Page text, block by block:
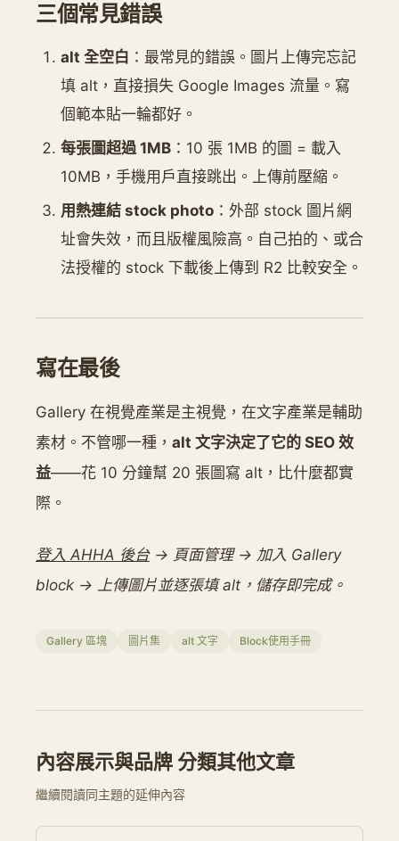
三個常見錯誤
alt 全空白 ：最常見的錯誤。圖片上傳完忘記
填 alt，直接損失 Google Images 流量。寫
個範本貼一輪都好。
每張圖超過 1MB ：10 張 1MB 的圖 = 載入
10MB，手機用戶直接跳出。上傳前壓縮。
用熱連結 stock photo ：外部 stock 圖片網
址會失效，而且版權風險高。自己拍的、或合
法授權的 stock 下載後上傳到 R2 比較安全。
寫在最後
Gallery 在視覺產業是主視覺，在文字產業是輔助
素材。不管哪一種， alt 文字決定了它的 SEO 效
益——花 10 分鐘幫 20 張圖寫 alt，比什麼都實
際。
登入 AHHA 後台→ 頁面管理 → 加入 Gallery
block → 上傳圖片並逐張填 alt，儲存即完成。
Gallery 區塊 圖片集 alt 文字 Block使用手冊
內容展示與品牌 分類其他文章
繼續閱讀同主題的延伸內容